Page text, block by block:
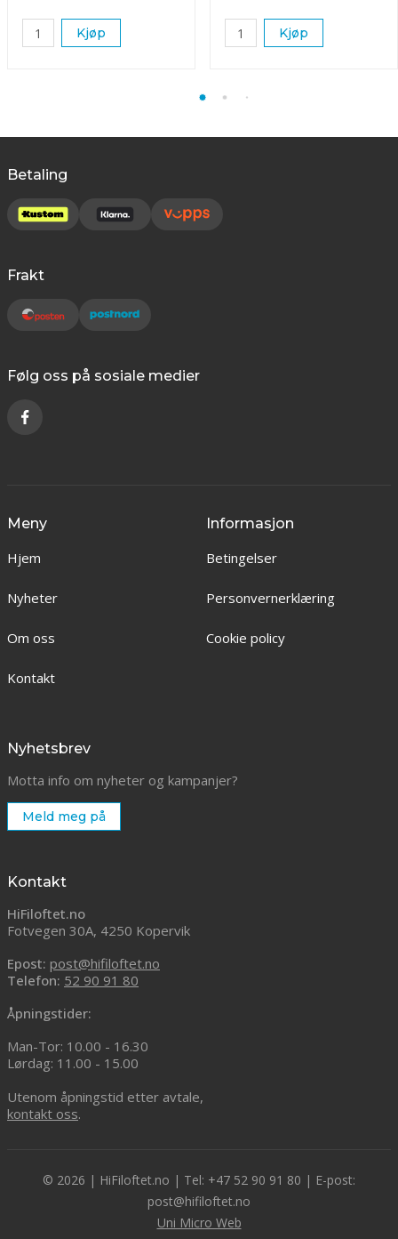
Kjøp Kjøp
Betaling
Frakt
Følg oss på sosiale medier
Meny
Hjem
Nyheter
Om oss
Kontakt
Informasjon
Betingelser
Personvernerklæring
Cookie policy
Nyhetsbrev
Motta info om nyheter og kampanjer?
Meld meg på
Kontakt
HiFiloftet.no
Fotvegen 30A, 4250 Kopervik
Epost: post@hifiloftet.no
Telefon: 52 90 91 80
Åpningstider:
Man-Tor: 10.00 - 16.30
Lørdag: 11.00 - 15.00
Utenom åpningstid etter avtale,
kontakt oss.
© 2026 | HiFiloftet.no | Tel: +47 52 90 91 80 | E-post:
post@hifiloftet.no
Uni Micro Web